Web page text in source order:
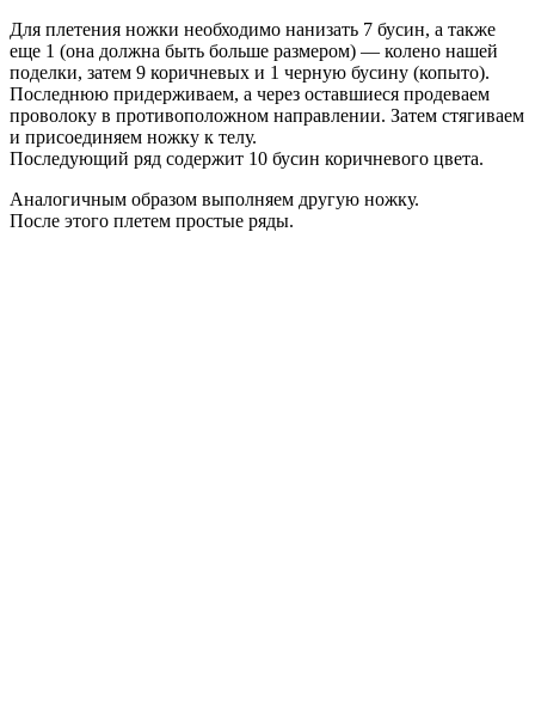
Для плетения ножки необходимо нанизать 7 бусин, а также
еще 1 (она должна быть больше размером) — колено нашей
поделки, затем 9 коричневых и 1 черную бусину (копыто).
Последнюю придерживаем, а через оставшиеся продеваем
проволоку в противоположном направлении. Затем стягиваем
и присоединяем ножку к телу.
Последующий ряд содержит 10 бусин коричневого цвета.
Аналогичным образом выполняем другую ножку.
После этого плетем простые ряды.